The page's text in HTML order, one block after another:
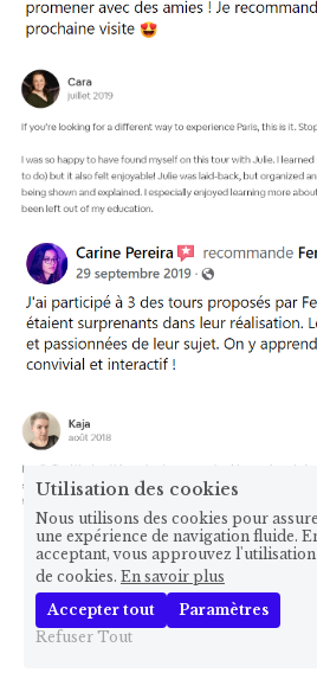
Utilisation des cookies
Nous utilisons des cookies pour
une expérience de navigation fluide.
acceptant, vous approuvez l'utilisation
de cookies. En savoir plus
Accepter tout
Paramètres
Refuser Tout